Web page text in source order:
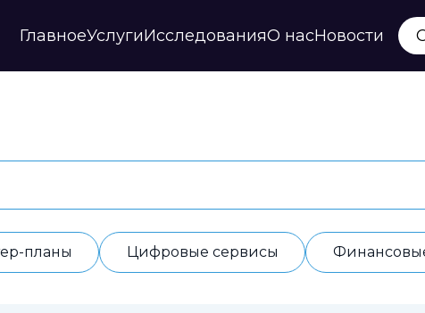
ГлавноеУслуги
модели
Исследования
Профили регионов
О нас
Документы
Новости
планы Цифровые сервисы